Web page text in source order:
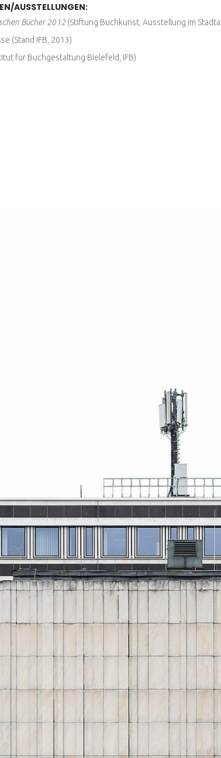
AUSSTELLUNGEN:
Bücher 2012 (Stiftung Buchkunst, Ausstellung im
(Stand IFB, 2013)
für Buchgestaltung Bielefeld, IFB)